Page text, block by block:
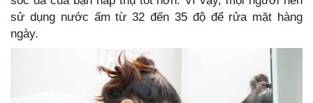
sử dụng nước ấm từ 32 đến 35 độ để rửa mặt hàng
ngày.